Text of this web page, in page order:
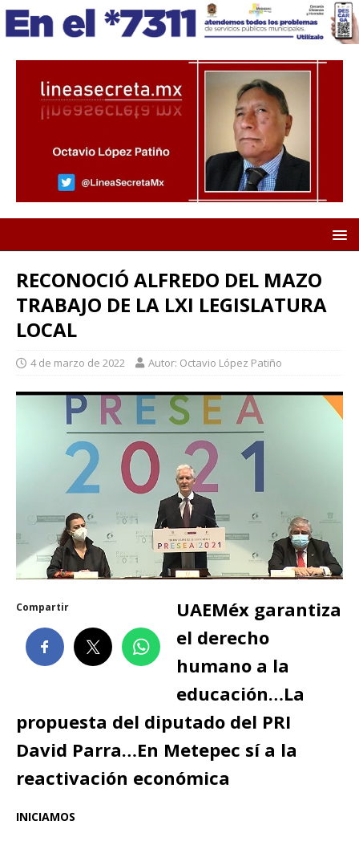
RECONOCIÓ ALFREDO DEL MAZO
TRABAJO DE LA LXI LEGISLATURA
LOCAL
4 de marzo de 2022 Autor: Octavio López Patiño
Compartir
UAEMéx garantiza
el derecho
humano a la
educación…La
propuesta del diputado del PRI
David Parra…En Metepec sí a la
reactivación económica
INICIAMOS